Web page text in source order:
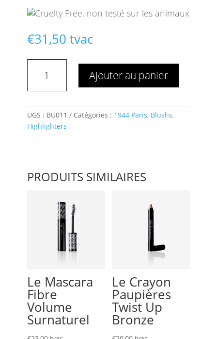
€31,50 tvac
Blush
Rose
Fever
Ajouter au panier
UGS : BU011 Catégories : 1944 Paris, Blushs,
Highlighters
PRODUITS SIMILAIRES
Le Mascara
Fibre
Volume
Surnaturel
Le Crayon
Paupières
Twist Up
Bronze